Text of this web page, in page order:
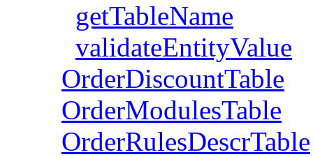
getTableName
validateEntityValue
OrderDiscountTable
OrderModulesTable
OrderRulesDescrTable